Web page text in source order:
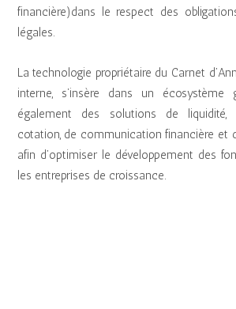
financière)dans le respect des
légales.
La technologie propriétaire du Carnet
interne, s’insère dans un écosystème
également des solutions de liquidité,
cotation, de communication financière et
afin d’optimiser le développement des
les entreprises de croissance.